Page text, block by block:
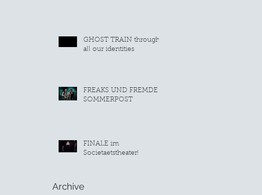
GHOST TRAIN through
all our identities
FREAKS UND FREMDE
SOMMERPOST
FINALE im
Societaetstheater!
Archive